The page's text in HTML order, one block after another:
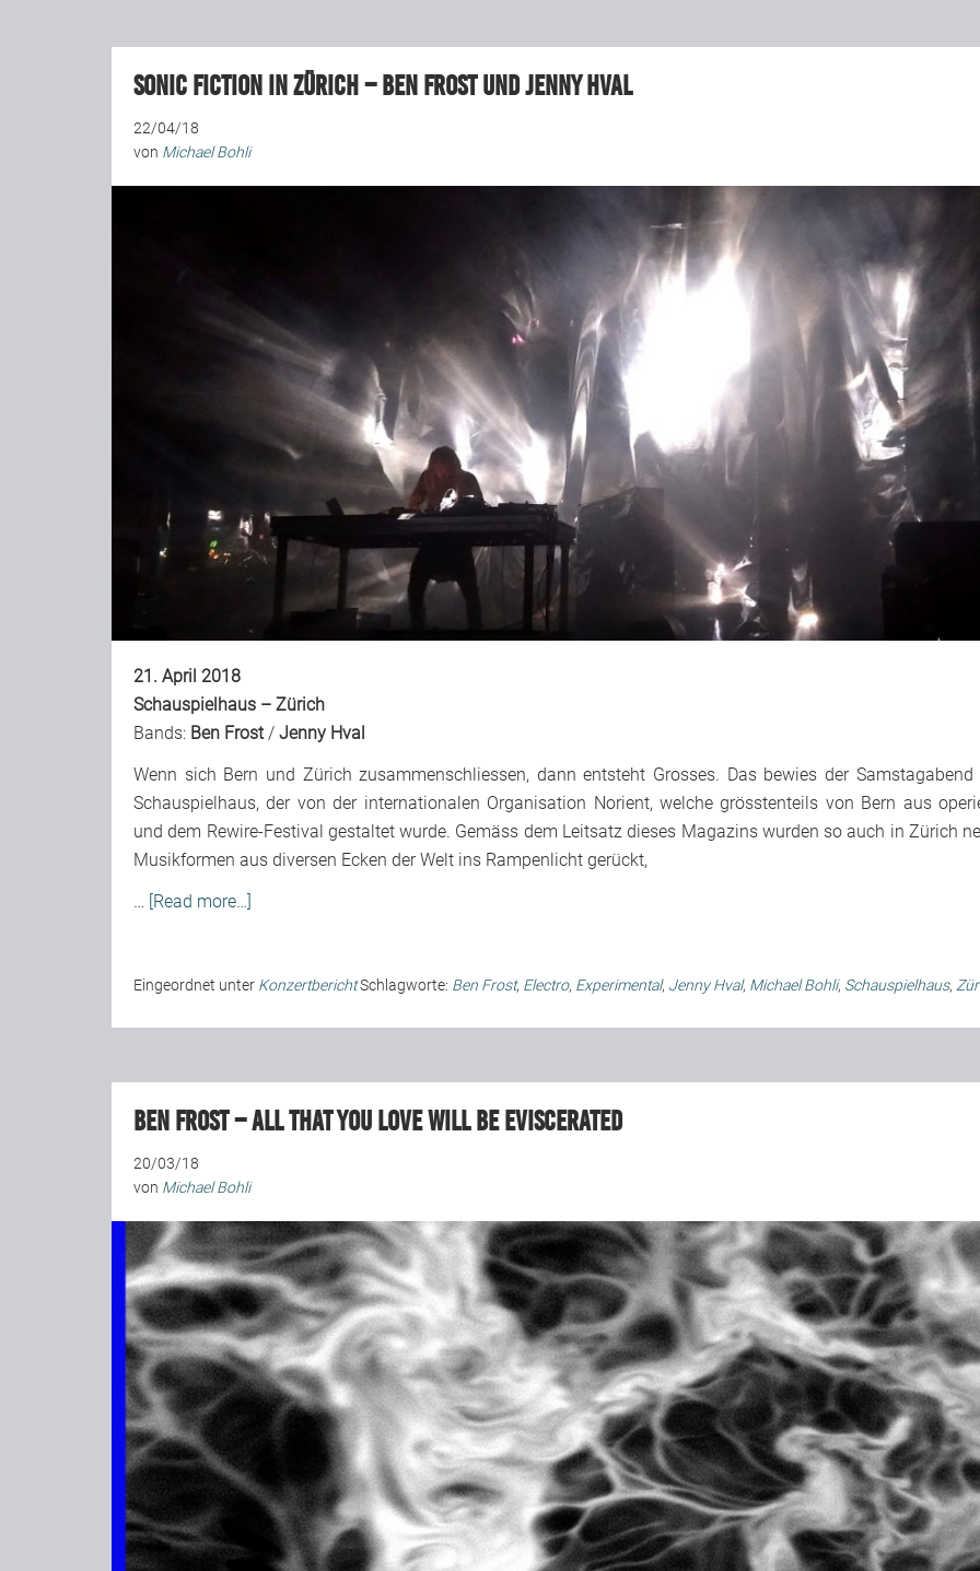
Sonic Fiction in Zürich – Ben Frost und Jenny Hval
22/04/18
von Michael Bohli
21. April 2018
Schauspielhaus – Zürich
Bands: Ben Frost/ Jenny Hval
Wenn sich Bern und Zürich zusammenschliessen, dann entsteht Grosses. Das bewies der Samstagabend
Schauspielhaus, der von der internationalen Organisation Norient, welche grösstenteils von Bern aus
und dem Rewire-Festival gestaltet wurde. Gemäss dem Leitsatz dieses Magazins wurden so auch in Zürich
Musikformen aus diversen Ecken der Welt ins Rampenlicht gerückt,
… [Read more…]
Eingeordnet unter KonzertberichtSchlagworte: Ben Frost, Electro, Experimental, Jenny Hval, Michael Bohli, Schauspielhaus,
Ben Frost – All That You Love Will Be Eviscerated
20/03/18
von Michael Bohli